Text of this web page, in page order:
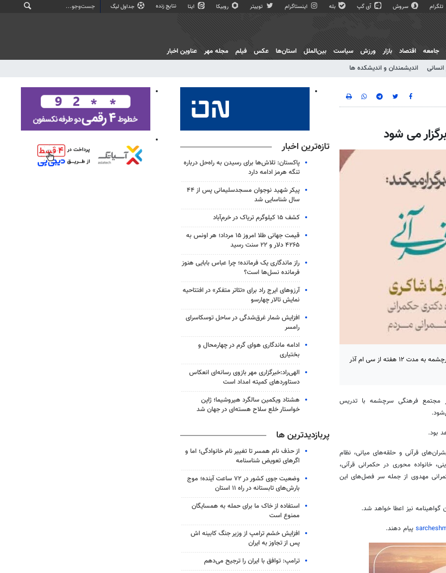
تلگرام سروش آی گپ بله اینستاگرام توییتر روبیکا ایتا نتایج زنده جداول لیگ
اندیشمندان و اندیشکده ها
جامعه اقتصاد بازار ورزش سیاست بین‌الملل استان‌ها عکس فیلم مجله مهر عناوین اخبار
می شود
دوره مقدماتی مردم‌سالاری و حکمرانی قرآنی از سوی مرکز حکمرانی قرآنی سرچشمه به مدت ۱۲ هفته از سی ام آذر
مجتمع فرهنگی سرچشمه با تدریس
بود.
قرآنی و حلقه‌های میانی، نظام
خانواده محوری در حکمرانی قرآنی،
مهدوی از جمله سر فصل‌های این
نیز اعطا خواهد شد.
پیام دهند.
تازه‌ترین اخبار
پاکستان: تلاش‌ها برای رسیدن به راه‌حل درباره
تنگه هرمز ادامه دارد
پیکر شهید نوجوان مسجدسلیمانی پس از ۴۴
سال شناسایی شد
کشف ۱۵ کیلوگرم تریاک در خرم‌آباد
قیمت جهانی طلا امروز ۱۵ مرداد؛ هر اونس به
۴۲۶۵ دلار و ۲۲ سنت رسید
راز ماندگاری یک فرمانده؛ چرا عباس بابایی هنوز
فرمانده نسل‌ها است؟
آرزوهای ایرج راد برای «تئاتر متفکر» در افتتاحیه
نمایش تالار چهارسو
افزایش شمار غرق‌شدگی در ساحل توسکاسرای
رامسر
ادامه ماندگاری هوای گرم در چهارمحال و
بختیاری
الهی‌راد:خبرگزاری مهر بازوی رسانه‌ای انعکاس
دستاوردهای کمیته امداد است
هشتاد ویکمین سالگرد هیروشیما؛ ژاپن
خواستار خلع سلاح هسته‌ای در جهان شد
پربازدیدترین ها
از حذف نام همسر تا تغییر نام خانوادگی؛ اما و
اگرهای تعویض شناسنامه
وضعیت جوی کشور در ۷۲ ساعت آینده؛ موج
بارش‌های تابستانه در راه ۱۱ استان
استفاده از خاک ما برای حمله به همسایگان
ممنوع است
افزایش خشم ترامپ از وزیر جنگ کابینه اش
پس از تجاوز به ایران
ترامپ: توافق با ایران را ترجیح می‌دهم